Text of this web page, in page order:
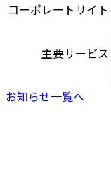
コーポレートサイト
主要サービス
お知らせ一覧へ